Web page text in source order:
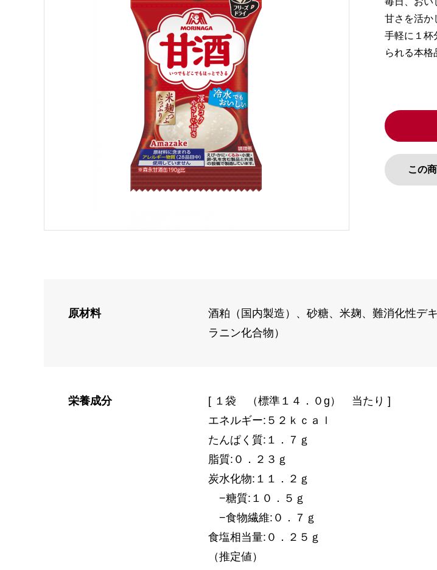
甘さを活か
手軽に１杯
られる本格
この
原材料
酒粕（国内製造）、砂糖、米麹、難消化性デ
ラニン化合物）
栄養成分
[ １袋 （標準１４．０g） 当たり ]
エネルギー:５２ｋｃａｌ
たんぱく質:１．７ｇ
脂質:０．２３ｇ
炭水化物:１１．２ｇ
−糖質:１０．５ｇ
−食物繊維:０．７ｇ
食塩相当量:０．２５ｇ
（推定値）